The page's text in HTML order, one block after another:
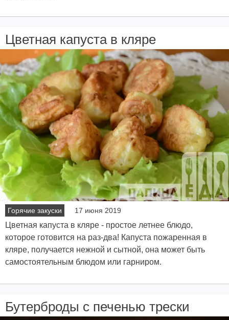
Цветная капуста в кляре
Горячие закуски 17 июня 2019
Цветная капуста в кляре - простое летнее блюдо,
которое готовится на раз-два! Капуста пожаренная в
кляре, получается нежной и сытной, она может быть
самостоятельным блюдом или гарниром.
Бутерброды с печенью трески